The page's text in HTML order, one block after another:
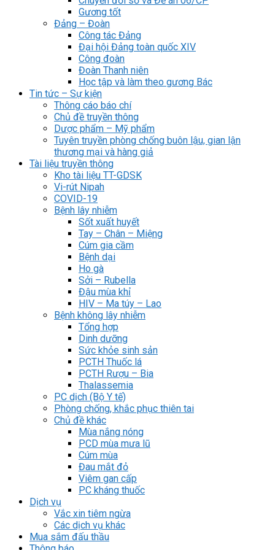
Gương tốt
Đảng – Đoàn
Công tác Đảng
Đại hội Đảng toàn quốc XIV
Công đoàn
Đoàn Thanh niên
Học tập và làm theo gương Bác
Tin tức – Sự kiện
Thông cáo báo chí
Chủ đề truyền thông
Dược phẩm – Mỹ phẩm
Tuyên truyền phòng chống buôn lậu, gian lận
thương mại và hàng giả
Tài liệu truyền thông
Kho tài liệu TT-GDSK
Vi-rút Nipah
COVID-19
Bệnh lây nhiễm
Sốt xuất huyết
Tay – Chân – Miệng
Cúm gia cầm
Bệnh dại
Ho gà
Sởi – Rubella
Đậu mùa khỉ
HIV – Ma túy – Lao
Bệnh không lây nhiễm
Tổng hợp
Dinh dưỡng
Sức khỏe sinh sản
PCTH Thuốc lá
PCTH Rượu – Bia
Thalassemia
PC dịch (Bộ Y tế)
Phòng chống, khắc phục thiên tai
Chủ đề khác
Mùa nắng nóng
PCD mùa mưa lũ
Cúm mùa
Đau mắt đỏ
Viêm gan cấp
PC kháng thuốc
Dịch vụ
Vắc xin tiêm ngừa
Các dịch vụ khác
Mua sắm đấu thầu